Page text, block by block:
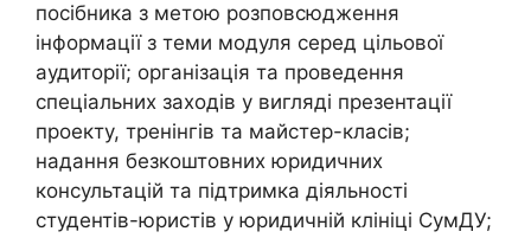
посібника з метою розповсюдження
інформації з теми модуля серед цільової
аудиторії; організація та проведення
спеціальних заходів у вигляді презентації
проекту, тренінгів та майстер-класів;
надання безкоштовних юридичних
консультацій та підтримка діяльності
студентів-юристів у юридичній клініці СумДУ;